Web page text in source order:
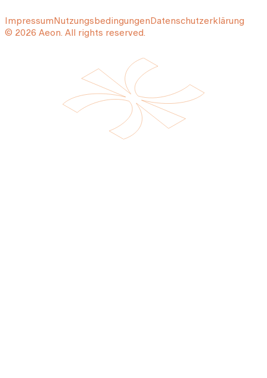
ImpressumNutzungsbedingungenDatenschutzerklärung
© 2026 Aeon. All rights reserved.